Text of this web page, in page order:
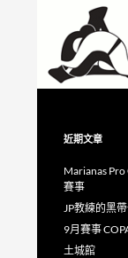
近期文章
Marianas Pro
賽事
JP教練的黑
9月賽事
土城館